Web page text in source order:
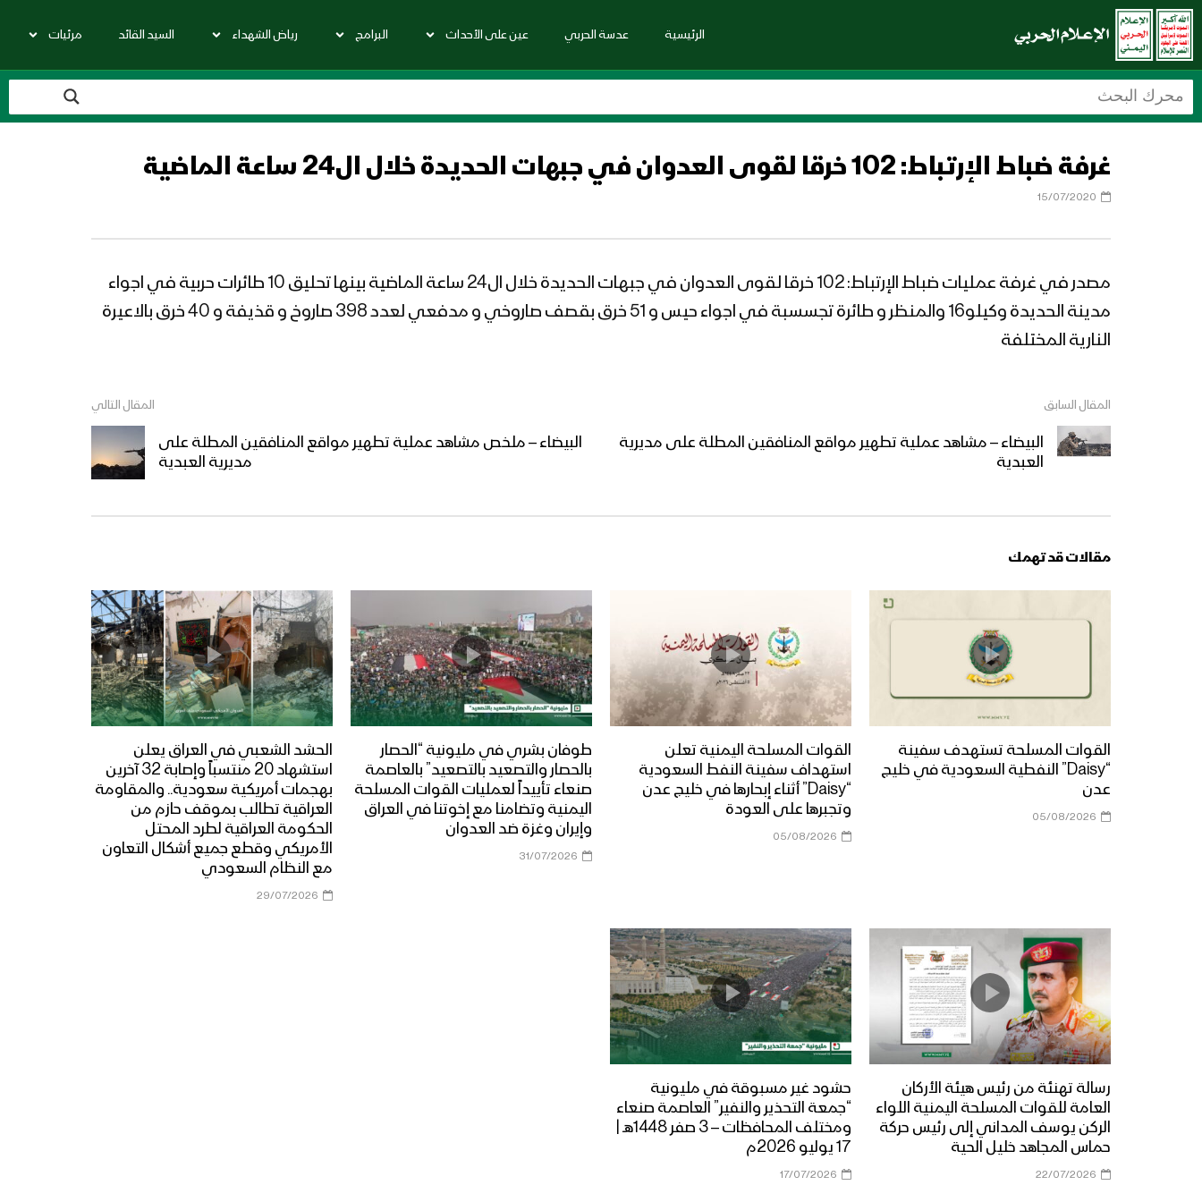
الرئيسية عدسة الحربي عين على الأحداث البرامج رياض الشهداء السيد القائد مرئيات
غرفة ضباط اﻹرتباط: 102 خرقا لقوى العدوان في جبهات الحديدة خلال ال24 ساعة الماضية
15/07/2020
مصدر في غرفة عمليات ضباط اﻹرتباط: 102 خرقا لقوى العدوان في جبهات الحديدة خلال ال24 ساعة الماضية بينها تحليق 10 طائرات حربية في اجواء
مدينة الحديدة وكيلو16 والمنظر و طائرة تجسسبة في اجواء حيس و 51 خرق بقصف صاروخي و مدفعي لعدد 398 صاروخ و قذيفة و 40 خرق بالاعيرة
النارية المختلفة
المقال السابق
البيضاء – مشاهد عملية تطهير مواقع المنافقين المطلة على مديرية
العبدية
المقال التالي
البيضاء – ملخص مشاهد عملية تطهير مواقع المنافقين المطلة على
مديرية العبدية
مقالات قد تهمك
القوات المسلحة تستهدف سفينة
“Daisy” النفطية السعودية في خليج
عدن
05/08/2026
القوات المسلحة اليمنية تعلن
استهداف سفينة النفط السعودية
“Daisy” أثناء إبحارها في خليج عدن
وتجبرها على العودة
05/08/2026
طوفان بشري في مليونية “الحصار
بالحصار والتصعيد بالتصعيد” بالعاصمة
صنعاء تأييداً لعمليات القوات المسلحة
اليمنية وتضامنا مع إخوتنا في العراق
وإيران وغزة ضد العدوان
31/07/2026
الحشد الشعبي في العراق يعلن
استشهاد 20 منتسباً وإصابة 32 آخرين
بهجمات أمريكية سعودية.. والمقاومة
العراقية تطالب بموقف حازم من
الحكومة العراقية لطرد المحتل
الأمريكي وقطع جميع أشكال التعاون
مع النظام السعودي
29/07/2026
رسالة تهنئة من رئيس هيئة الأركان
العامة للقوات المسلحة اليمنية اللواء
الركن يوسف المداني إلى رئيس حركة
حماس المجاهد خليل الحية
22/07/2026
حشود غير مسبوقة في مليونية
“جمعة التحذير والنفير” العاصمة صنعاء
ومختلف المحافظات – 3 صفر 1448هـ |
17 يوليو 2026م
17/07/2026